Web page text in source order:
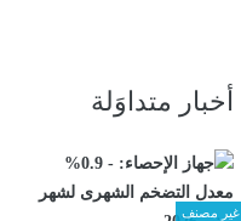
أخبار متداوَلة
غير مصنف